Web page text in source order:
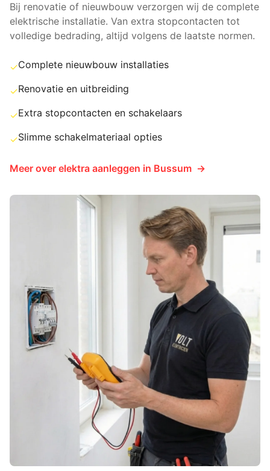
Bij renovatie of nieuwbouw verzorgen wij de complete
elektrische installatie. Van extra stopcontacten tot
volledige bedrading, altijd volgens de laatste normen.
✓Complete nieuwbouw installaties
✓Renovatie en uitbreiding
✓Extra stopcontacten en schakelaars
✓Slimme schakelmateriaal opties
Meer over elektra aanleggen in Bussum →